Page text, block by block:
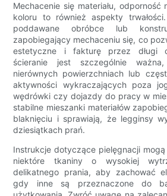
Mechacenie się materiału, odporność
koloru to również aspekty
poddawane obróbce lub
zapobiegający mechaceniu się, co
estetyczne i fakturę przez długi
ścieranie jest szczególnie
nierównych powierzchniach lub
aktywności wykraczających poza
wędrówki czy dojazdy do pracy w
stabilne mieszanki materiałów
blaknięciu i sprawiają, że legginsy
dziesiątkach prań.
Instrukcje dotyczące pielęgnacji mogą
niektóre tkaniny o wysokiej
delikatnego prania, aby zachować
gdy inne są przeznaczone do